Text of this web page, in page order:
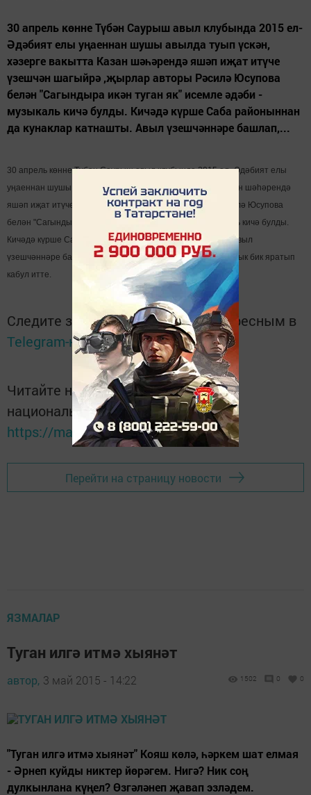
30 апрель көнне Түбән Саурыш авыл клубында 2015 ел-
Әдәбият елы уңаеннан шушы авылда туып үскән,
хәзерге вакытта Казан шәһәрендә яшәп иҗат итүче
үзешчән шагыйрә ,җырлар авторы Рәсилә Юсупова
белән "Сагындыра икән туган як" исемле әдәби -
музыкаль кичә булды. Кичәдә күрше Саба районыннан
да кунаклар катнашты. Авыл үзешчәннәре башлап,...
30 апрель көнне Түбән Саурыш авыл клубында 2015 ел- Әдәбият елы
уңаеннан шушы авылда туып үскән, хәзерге вакытта Казан шәһәрендә
яшәп иҗат итүче үзешчән шагыйрә ,җырлар авторы Рәсилә Юсупова
белән "Сагындыра икән туган як" исемле әдәби - музыкаль кичә булды.
Кичәдә күрше Саба районыннан да кунаклар катнашты. Авыл
үзешчәннәре башлап, сабалылар дәвам иткән кичәне халык бик яратып
кабул итте.
Следите за самым важным и интересным в
Telegram-каналеТатмедиа
Читайте новости Татарстана в
национальном мессенджере MАХ:
https://max.ru/tatmedia
Перейти на страницу новости
ЯЗМАЛАР
Туган илгә итмә хыянәт
автор, 3 май 2015 - 14:22 1502 0 0
"Туган илгә итмә хыянәт" Кояш көлә, һәркем шат елмая
- Әрнеп куйды никтер йөрәгем. Нигә? Ник соң
дулкынлана күңел? Өзгәләнеп җавап эзләдем.